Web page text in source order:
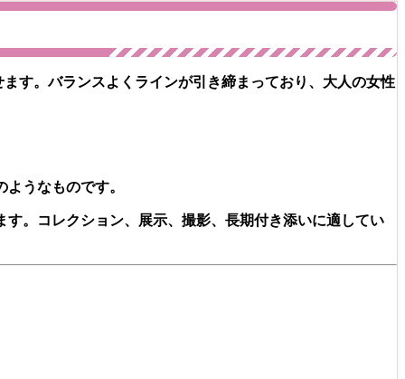
す。バランスよくラインが引き締まっており、大人の女性
うなものです。
。コレクション、展示、撮影、長期付き添いに適してい